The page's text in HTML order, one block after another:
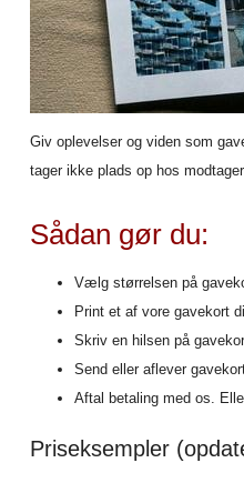
Giv oplevelser og viden som
tager ikke plads op hos
Sådan gør du:
Vælg størrelsen på
Print et af vore gavekort
Skriv en hilsen på
Send eller aflever
Aftal betaling med os.
Priseksempler